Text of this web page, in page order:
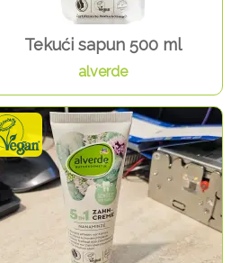
Tekući sapun 500 ml
alverde